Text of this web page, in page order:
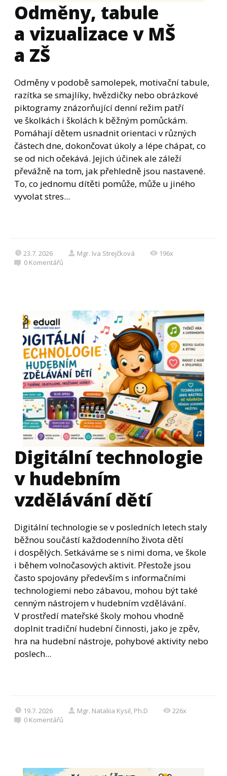
Odměny, tabule
a vizualizace v MŠ
a ZŠ
Odměny v podobě samolepek, motivační tabule,
razítka se smajlíky, hvězdičky nebo obrázkové
piktogramy znázorňující denní režim patří
ve školkách i školách k běžným pomůckám.
Pomáhají dětem usnadnit orientaci v různých
částech dne, dokončovat úkoly a lépe chápat, co
se od nich očekává. Jejich účinek ale záleží
převážně na tom, jak přehledně jsou nastavené.
To, co jednomu dítěti pomůže, může u jiného
vyvolat stres...
23.7. 2026 Mgr. Iva Strejčková
196x
0 Komentářů
Digitální technologie
v hudebním
vzdělávání dětí
Digitální technologie se v posledních letech staly
běžnou součástí každodenního života dětí
i dospělých. Setkáváme se s nimi doma, ve škole
i během volnočasových aktivit. Přestože jsou
často spojovány především s informačními
technologiemi nebo zábavou, mohou být také
cenným nástrojem v hudebním vzdělávání.
V prostředí mateřské školy mohou vhodně
doplnit tradiční hudební činnosti, jako je zpěv,
hra na hudební nástroje, pohybové aktivity nebo
poslech...
19.7. 2026 Mgr. Nataliia Kysil, Ph.D
226x
0 Komentářů